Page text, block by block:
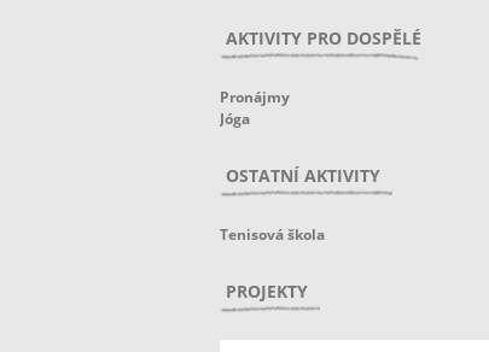
AKTIVITY PRO DOSPĚLÉ
Pronájmy
Jóga
OSTATNÍ AKTIVITY
Tenisová škola
PROJEKTY